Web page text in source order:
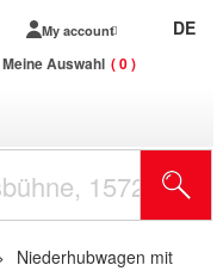
My account
Meine Auswahl 0
DE
Niederhubwagen mit